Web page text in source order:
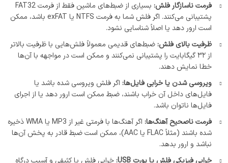
فرمت ناسازگار فلش:
بسیاری از ضبط‌های ماشین فقط از فرمت FAT32
پشتیبانی می‌کنند. اگر فلش شما به فرمت NTFS یا exFAT باشد، ممکن
است ارور دهد یا اصلاً شناسایی نشود.
ظرفیت بالای فلش:ضبط‌های قدیمی معمولاً فلش‌هایی با ظرفیت بالاتر
از ۳۲ گیگابایت را پشتیبانی نمی‌کنند و ممکن است در مواجهه با آن‌ها
خطا نمایش دهند.
ویروسی شدن یا خرابی فایل‌ها: اگر فلش ویروسی شده باشد یا
فایل‌های داخل آن خراب باشند، ضبط ممکن است ارور دهد یا از اجرای
فایل‌ها ناتوان باشد.
فرمت ناصحیح آهنگ‌ها:
اگر آهنگ‌ها با فرمتی غیر از MP3 یا WMA ذخیره
شده باشند (مثلاً FLAC یا AAC)، ممکن است ضبط قادر به پخش آن‌ها
نباشد و ارور بدهد.
خرابی فیزیکی فلش یا پورت USB:
خرابی فلش یا کثیفی و آسیب درگاه